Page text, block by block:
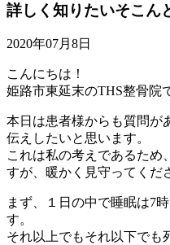
詳しく知りたいそこん
2020年07月8日
こんにちは！
姫路市東延末のTHS整骨院
本日は患者様からも質問が
伝えしたいと思います。
これは私の考えであるため
すが、暖かく見守ってくだ
まず、１日の中で睡眠は7
す。
それ以上でもそれ以下でも